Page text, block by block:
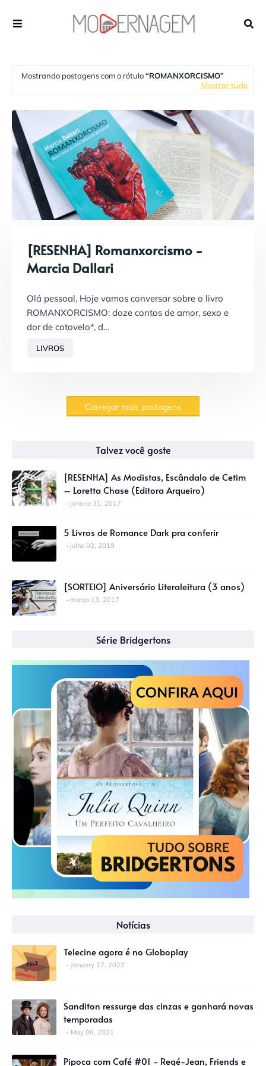
Mostrando postagens com o rótulo
ROMANXORCISMO
Mostrar tudo
[RESENHA] Romanxorcismo -
Marcia Dallari
Olá pessoal, Hoje vamos conversar sobre o livro
ROMANXORCISMO: doze contos de amor, sexo e
dor de cotovelo*, d…
LIVROS
Carregar mais postagens
Talvez você goste
[RESENHA] As Modistas, Escândalo de Cetim
– Loretta Chase (Editora Arqueiro)
janeiro 31, 2017
5 Livros de Romance Dark pra conferir
julho 02, 2019
[SORTEIO] Aniversário Literaleitura (3 anos)
março 13, 2017
Série Bridgertons
Notícias
Telecine agora é no Globoplay
January 17, 2022
Sanditon ressurge das cinzas e ganhará novas
temporadas
May 06, 2021
Pipoca com Café #01 - Regé-Jean, Friends e